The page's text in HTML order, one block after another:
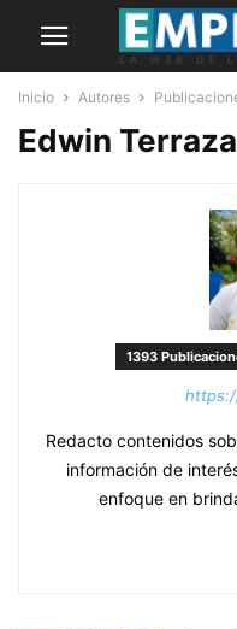
Inicio Autores
Edwin
1393
Redacto contenidos
información de
enfoque en